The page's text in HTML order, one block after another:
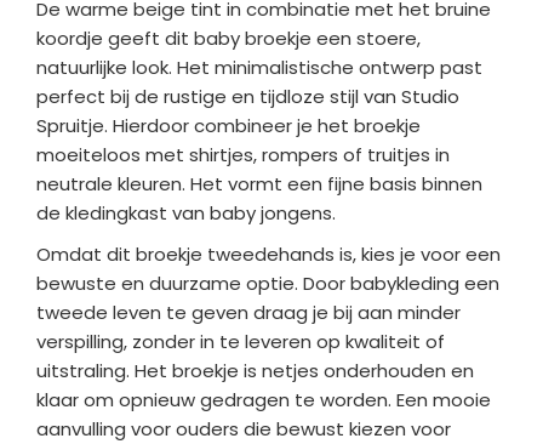
De warme beige tint in combinatie met het bruine
koordje geeft dit baby broekje een stoere,
natuurlijke look. Het minimalistische ontwerp past
perfect bij de rustige en tijdloze stijl van Studio
Spruitje. Hierdoor combineer je het broekje
moeiteloos met shirtjes, rompers of truitjes in
neutrale kleuren. Het vormt een fijne basis binnen
de kledingkast van baby jongens.
Omdat dit broekje tweedehands is, kies je voor een
bewuste en duurzame optie. Door babykleding een
tweede leven te geven draag je bij aan minder
verspilling, zonder in te leveren op kwaliteit of
uitstraling. Het broekje is netjes onderhouden en
klaar om opnieuw gedragen te worden. Een mooie
aanvulling voor ouders die bewust kiezen voor